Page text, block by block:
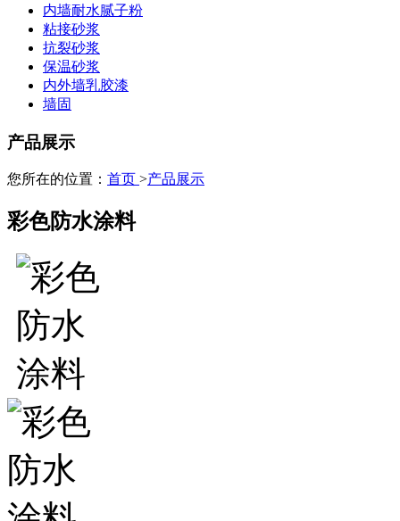
内墙耐水腻子粉
粘接砂浆
抗裂砂浆
保温砂浆
内外墙乳胶漆
墙固
产品展示
您所在的位置： 首页 >产品展示
彩色防水涂料